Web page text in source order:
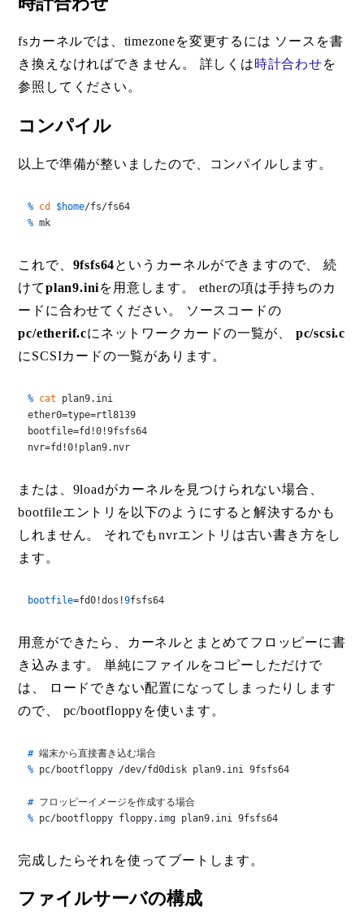
fsカーネルでは、timezoneを変更するには ソースを書
き換えなければできません。 詳しくは時計合わせを
参照してください。
コンパイル
以上で準備が整いましたので、コンパイルします。
% cd $home/fs/fs64
% mk
これで、 9fsfs64というカーネルができますので、 続
けてplan9.iniを用意します。 etherの項は手持ちのカ
ードに合わせてください。 ソースコードの
pc/etherif.cにネットワークカードの一覧が、 pc/scsi.c
にSCSIカードの一覧があります。
% cat plan9.ini
ether0=type=rtl8139
bootfile=fd!0!9fsfs64
nvr=fd!0!plan9.nvr
または、9loadがカーネルを見つけられない場合、
bootfileエントリを以下のようにすると解決するかも
しれません。 それでもnvrエントリは古い書き方をし
ます。
bootfile=fd0!dos!9fsfs64
用意ができたら、カーネルとまとめてフロッピーに書
き込みます。 単純にファイルをコピーしただけで
は、 ロードできない配置になってしまったりします
ので、 pc/bootfloppyを使います。
# 端末から直接書き込む場合
% pc/bootfloppy /dev/fd0disk plan9.ini 9fsfs64
# フロッピーイメージを作成する場合
% pc/bootfloppy floppy.img plan9.ini 9fsfs64
完成したらそれを使ってブートします。
ファイルサーバの構成